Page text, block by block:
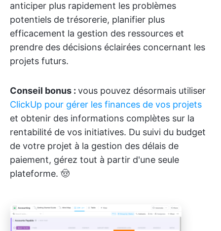
anticiper plus rapidement les problèmes
potentiels de trésorerie, planifier plus
efficacement la gestion des ressources et
prendre des décisions éclairées concernant les
projets futurs.
Conseil bonus : vous pouvez désormais utiliser
ClickUp pour gérer les finances de vos projets
et obtenir des informations complètes sur la
rentabilité de vos initiatives. Du suivi du budget
de votre projet à la gestion des délais de
paiement, gérez tout à partir d'une seule
plateforme. 🤠